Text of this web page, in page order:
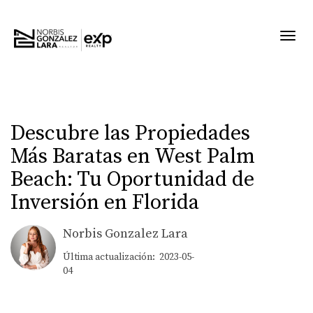
Descubre las Propiedades
Más Baratas en West Palm
Beach: Tu Oportunidad de
Inversión en Florida
Norbis Gonzalez Lara
Última actualización: 2023-05-
04